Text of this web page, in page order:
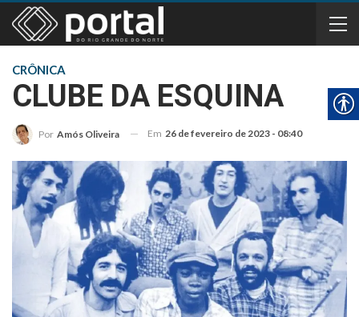
CRÔNICA
CLUBE DA ESQUINA
Por Amós Oliveira Em 26 de fevereiro de 2023 - 08:40